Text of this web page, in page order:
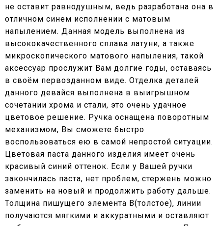
не оставит равнодушным, ведь разработана она в
отличном синем исполнении с матовым
напылением. Данная модель выполнена из
высококачественного сплава латуни, а также
микроскопического матового напыления, такой
аксессуар прослужит Вам долгие годы, оставаясь
в своём первозданном виде. Отделка деталей
данного девайся выполнена в выигрышном
сочетании хрома и стали, это очень удачное
цветовое решение. Ручка оснащена поворотным
механизмом, Вы сможете быстро
воспользоваться ею в самой непростой ситуации.
Цветовая паста данного изделия имеет очень
красивый синий оттенок. Если у Вашей ручки
закончилась паста, нет проблем, стержень можно
заменить на новый и продолжить работу дальше.
Толщина пишущего элемента B(толстое), линии
получаются мягкими и аккуратными и оставляют